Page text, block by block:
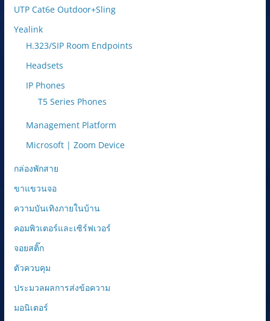
UTP Cat6e Outdoor+Sling
Yealink
H.323/SIP Room Endpoints
Headsets
IP Phones
T5 Series Phones
Management Platform
Microsoft | Zoom Device
กล่องพักสาย
ขาแขวนจอ
ความบันเทิงภายในบ้าน
คอมพิวเตอร์และเซิร์ฟเวอร์
จอยสติ๊ก
ตัวควบคุม
ประมวลผลการส่งข้อความ
มอนิเตอร์